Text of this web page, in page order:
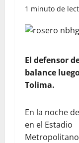
1 minuto de
El defensor
balance
Tolima.
En la noche
en el Estadio